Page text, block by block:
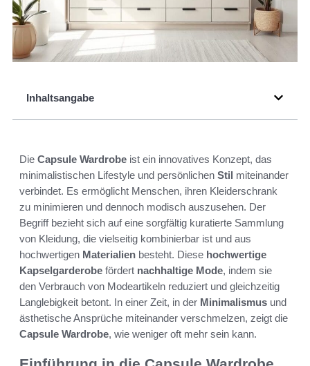
Inhaltsangabe
Die Capsule Wardrobe ist ein innovatives Konzept, das
minimalistischen Lifestyle und persönlichen Stil miteinander
verbindet. Es ermöglicht Menschen, ihren Kleiderschrank
zu minimieren und dennoch modisch auszusehen. Der
Begriff bezieht sich auf eine sorgfältig kuratierte Sammlung
von Kleidung, die vielseitig kombinierbar ist und aus
hochwertigen Materialien besteht. Diese hochwertige
Kapselgarderobe fördert nachhaltige Mode, indem sie
den Verbrauch von Modeartikeln reduziert und gleichzeitig
Langlebigkeit betont. In einer Zeit, in der Minimalismus und
ästhetische Ansprüche miteinander verschmelzen, zeigt die
Capsule Wardrobe, wie weniger oft mehr sein kann.